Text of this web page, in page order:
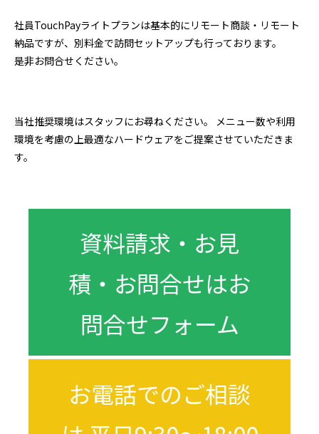
社員TouchPayライトプランは基本的にリモート商談・リモート
納品ですが、別料金で訪問セットアップも行っております。
是非お問合せください。
当社推奨環境はスタッフにお尋ねください。 メニュー数や利用
環境を考慮の上最適なハードウェアをご提案させていただきま
す。
資料請求・お見
積・お問合せはお
問合せフォーム
お電話でのご相談